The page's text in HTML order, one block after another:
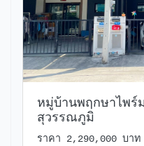
หมู่บ้านพฤกษาไพ
สุวรรณภูมิ
ราคา 2,290,000 บา